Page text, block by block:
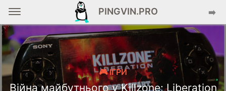
PINGVIN.PRO ➡️
🎮 ІГРИ
Війна майбутнього у Killzone: Liberation